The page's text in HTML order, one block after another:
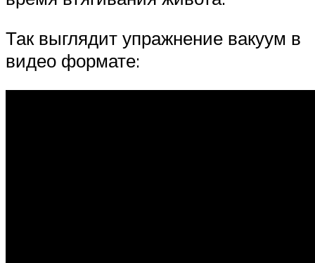
Так выглядит упражнение вакуум в
видео формате: